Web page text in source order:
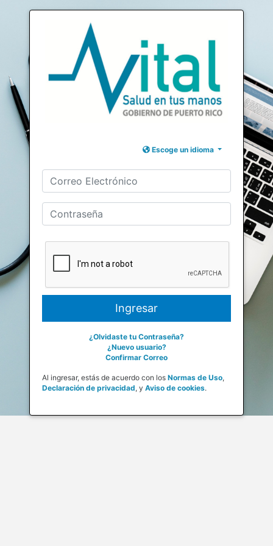
Escoge un idioma
¿Olvidaste tu Contraseña?
¿Nuevo usuario?
Confirmar Correo
Al ingresar, estás de acuerdo con los Normas de Uso,
Declaración de privacidad, y Aviso de cookies.